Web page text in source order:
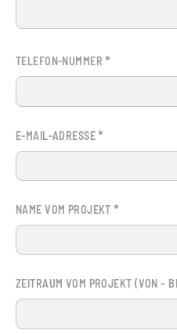
TELEFON-NUMMER*
E-MAIL-ADRESSE*
NAME VOM PROJEKT*
ZEITRAUM VOM PROJEKT (VON –